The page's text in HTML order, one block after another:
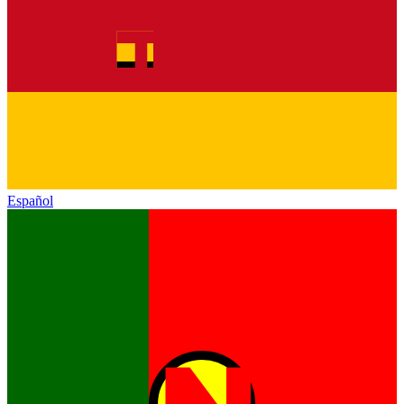
Español